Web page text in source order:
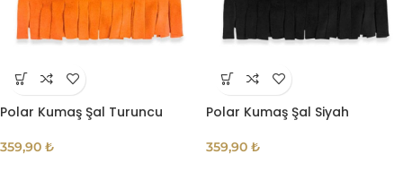
Polar Kumaş Şal Turuncu
359,90 ₺
Polar Kumaş Şal Siyah
359,90 ₺